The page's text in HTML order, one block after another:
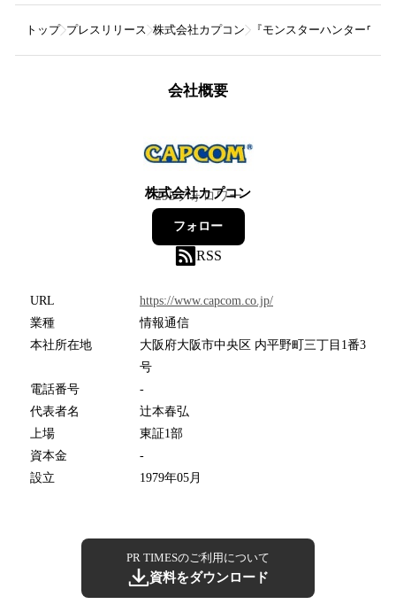
トップ プレスリリース 株式会社カプコン 『モンスターハンターワ
会社概要
株式会社カプコン
295フォロワー
フォロー
RSS
URL
https://www.capcom.co.jp/
業種
情報通信
本社所在地
大阪府大阪市中央区 内平野町三丁目1番3
号
電話番号
-
代表者名
辻本春弘
上場
東証1部
資本金
-
設立
1979年05月
PR TIMESのご利用について
資料をダウンロード